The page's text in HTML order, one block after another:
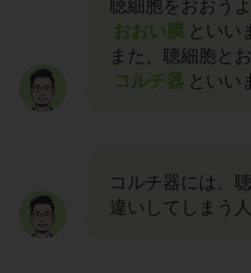
聴細胞をおおう
おおい膜 といい
また、聴細胞と
コルチ器 といい
コルチ器には、
違いしてしまう